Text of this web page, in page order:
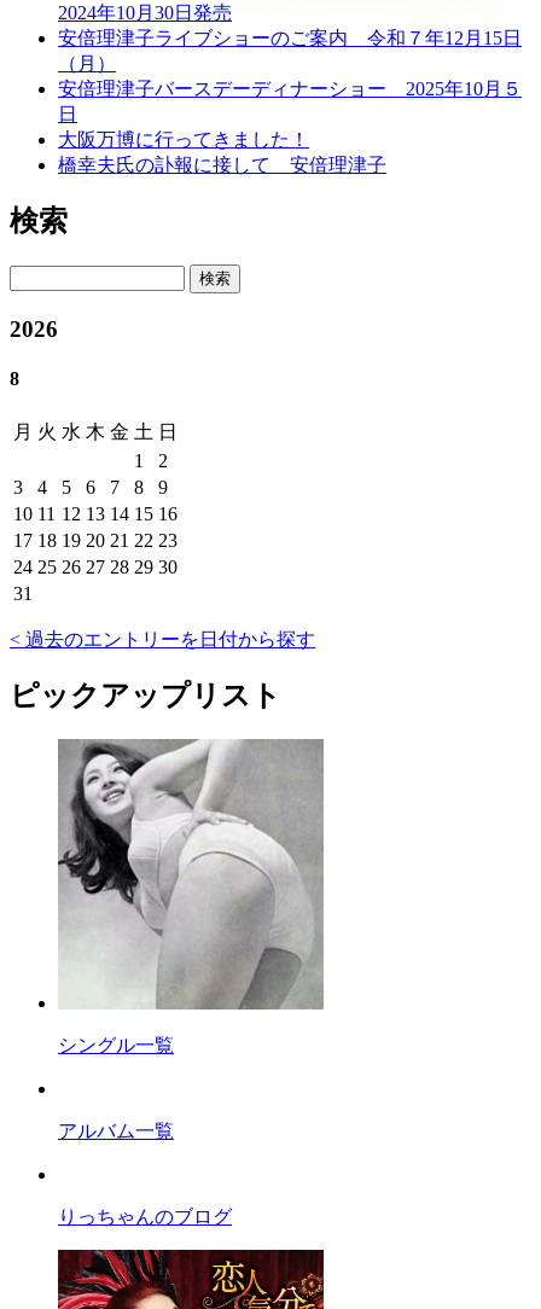
2024年10月30日発売
安倍理津子ライブショーのご案内 令和７年12月15日
（月）
安倍理津子バースデーディナーショー 2025年10月５
日
大阪万博に行ってきました！
橋幸夫氏の訃報に接して 安倍理津子
検索
検索
2026
8
月 火 水 木 金 土 日
1
2
3
4 5 6 7 8
9
10 11 12 13 14 15 16
17 18 19 20 21 22 23
24 25 26 27 28 29 30
31
< 過去のエントリーを日付から探す
ピックアップリスト
シングル一覧
アルバム一覧
りっちゃんのブログ